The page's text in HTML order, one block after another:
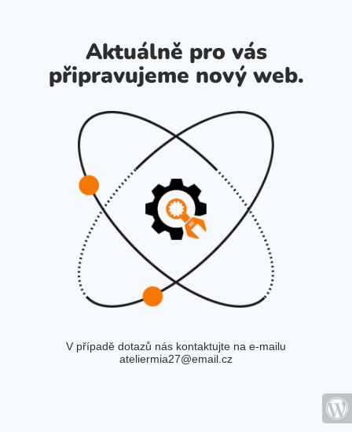
Aktuálně pro vás
připravujeme nový web.
V případě dotazů nás kontaktujte na e-mailu
ateliermia27@email.cz